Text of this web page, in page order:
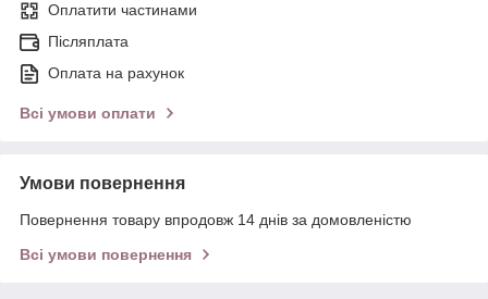
Оплатити частинами
Післяплата
Оплата на рахунок
Всі умови оплати
Умови повернення
Повернення товару впродовж 14 днів за домовленістю
Всі умови повернення